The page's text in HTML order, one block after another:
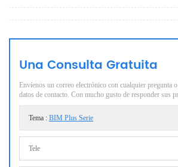
Una Consulta Gratuita
Envíenos un correo electrónico con cualquier pregunta
datos de contacto. Con mucho gusto de responder sus
Tema : BIM Plus Serie